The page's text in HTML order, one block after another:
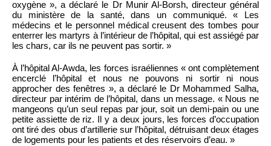
oxygène », a déclaré le Dr Munir Al-Borsh, directeur général
du ministère de la santé, dans un communiqué. « Les
médecins et le personnel médical creusent des tombes pour
enterrer les martyrs à l’intérieur de l’hôpital, qui est assiégé par
les chars, car ils ne peuvent pas sortir. »
À l’hôpital Al-Awda, les forces israéliennes « ont complètement
encerclé l’hôpital et nous ne pouvons ni sortir ni nous
approcher des fenêtres », a déclaré le Dr Mohammed Salha,
directeur par intérim de l’hôpital, dans un message. « Nous ne
mangeons qu’un seul repas par jour, soit un demi-pain ou une
petite assiette de riz. Il y a deux jours, les forces d’occupation
ont tiré des obus d’artillerie sur l’hôpital, détruisant deux étages
de logements pour les patients et des réservoirs d’eau. »